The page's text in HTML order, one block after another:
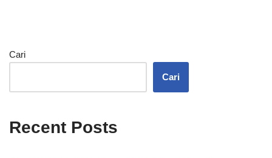
Cari
Cari
Recent Posts